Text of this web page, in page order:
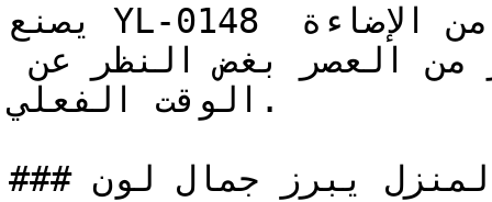
يصنع YL-0148 مساحات ذات دفء ذهبي — نوع من الإضاءة
يشعرك وكأنك في وقت متأخر من العصر بغض النظر عن
الوقت الفعلي.
### في أي زوايا المنزل يبرز جمال لون YL-0148؟